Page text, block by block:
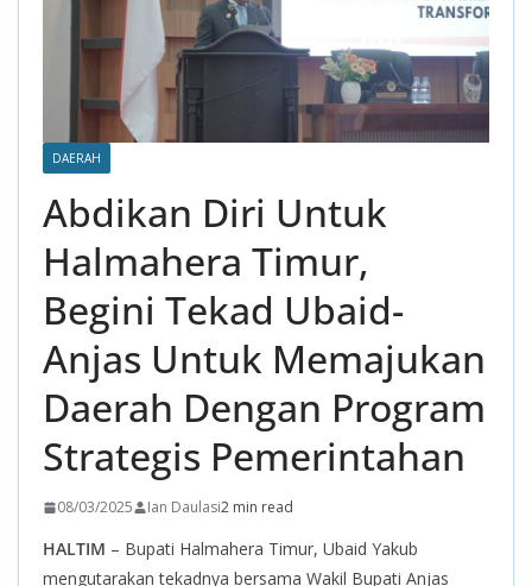
DAERAH
Abdikan Diri Untuk
Halmahera Timur,
Begini Tekad Ubaid-
Anjas Untuk Memajukan
Daerah Dengan Program
Strategis Pemerintahan
08/03/2025 Ian Daulasi2 min read
HALTIM – Bupati Halmahera Timur, Ubaid Yakub
mengutarakan tekadnya bersama Wakil Bupati Anjas